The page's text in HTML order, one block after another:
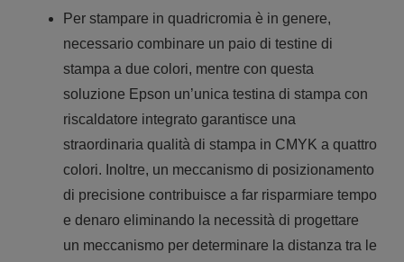
Per stampare in quadricromia è in genere,
necessario combinare un paio di testine di
stampa a due colori, mentre con questa
soluzione Epson un’unica testina di stampa con
riscaldatore integrato garantisce una
straordinaria qualità di stampa in CMYK a quattro
colori. Inoltre, un meccanismo di posizionamento
di precisione contribuisce a far risparmiare tempo
e denaro eliminando la necessità di progettare
un meccanismo per determinare la distanza tra le